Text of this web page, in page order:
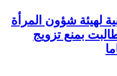
لهيئة شؤون المرأة
بمنع تزويج